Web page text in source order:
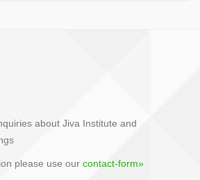
about Jiva Institute and
please use our contact-form»